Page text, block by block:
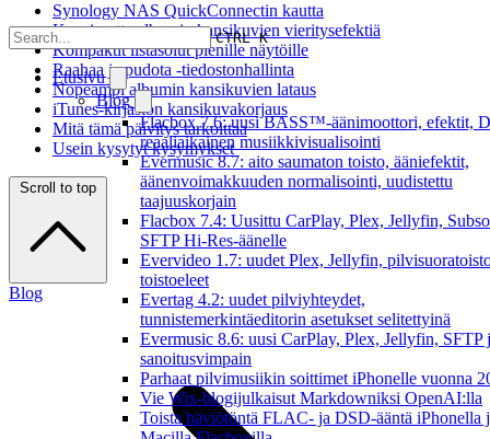
CTRL K
Etusivu
Blog
Flacbox 7.6: uusi BASS™-äänimoottori, efektit,
reaaliaikainen musiikkivisualisointi
Evermusic 8.7: aito saumaton toisto, ääniefektit,
äänenvoimakkuuden normalisointi, uudistettu
taajuuskorjain
Flacbox 7.4: Uusittu CarPlay, Plex, Jellyfin,
SFTP Hi-Res-äänelle
Evervideo 1.7: uudet Plex, Jellyfin,
toistoeleet
Evertag 4.2: uudet pilviyhteydet,
tunnistemerkintäeditorin asetukset selitettyinä
Evermusic 8.6: uusi CarPlay, Plex, Jellyfin, SFTP
sanoitusvimpain
Parhaat pilvimusiikin soittimet iPhonelle vuonna
Vie Wix-blogijulkaisut Markdowniksi OpenAI:lla
Toista häviötöntä FLAC- ja DSD-ääntä iPhonella
Synology NAS QuickConnectin kautta
Kuusi uutta albumin kansikuvien vieritysefektiä
Kompaktit listasolut pienille näytöille
Raahaa ja pudota -tiedostonhallinta
Nopeampi albumin kansikuvien lataus
iTunes-kirjaston kansikuvakorjaus
Mitä tämä päivitys tarkoittaa
Usein kysytyt kysymykset
Scroll to top
Blog